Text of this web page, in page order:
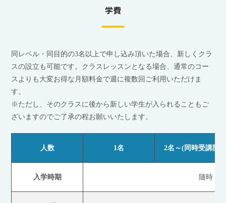
学費
同レベル・同目的の3名以上で申し込み頂いた場合、新しくクラ
スの設立も可能です。クラスレッスンとなる場合、通常のコー
スよりも大変お得な月額料金で週に複数回ご利用いただけま
す。
※ただし、そのクラスに後から新しい学生が入られることもご
ざいますのでご了承の程お願いいたします。
人数 1名 2名～(同時受講開
入学時期 随時 ※